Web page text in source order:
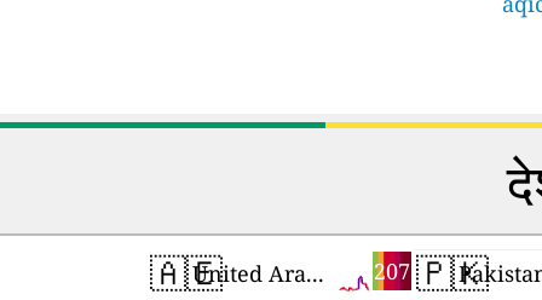
🇦🇪 207
United Arab Emirates 🇵🇰